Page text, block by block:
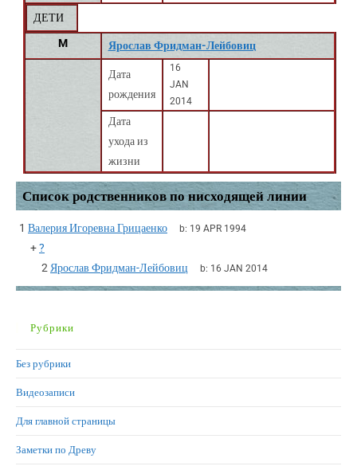
ДЕТИ
M
Ярослав Фридман-Лейбовиц
Дата
рождения
16
JAN
2014
Дата
ухода из
жизни
Список родственников по нисходящей линии
1 Валерия Игоревна Грицаенко b: 19 APR 1994
+?
2 Ярослав Фридман-Лейбовиц b: 16 JAN 2014
Рубрики
Без рубрики
Видеозаписи
Для главной страницы
Заметки по Древу